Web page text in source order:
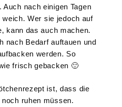
nach einigen Tagen
Wer sie jedoch auf
kann das auch machen.
nach Bedarf auftauen und
werden. So
frisch gebacken 🙂
ist, dass die
ruhen müssen.